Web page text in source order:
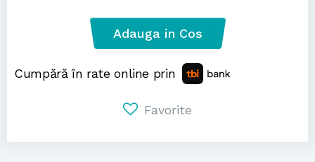
Adauga in Cos
Cumpără în rate online prin
Favorite